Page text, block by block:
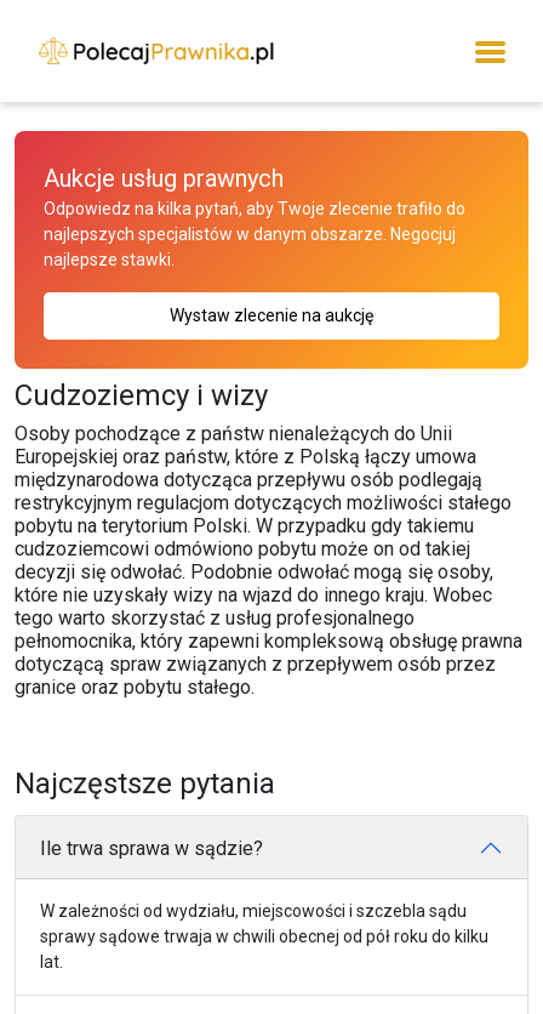
Aukcje usług prawnych
Odpowiedz na kilka pytań, aby Twoje zlecenie trafiło do
najlepszych specjalistów w danym obszarze. Negocjuj
najlepsze stawki.
Wystaw zlecenie na aukcję
Cudzoziemcy i wizy
Osoby pochodzące z państw nienależących do Unii
Europejskiej oraz państw, które z Polską łączy umowa
międzynarodowa dotycząca przepływu osób podlegają
restrykcyjnym regulacjom dotyczących możliwości stałego
pobytu na terytorium Polski. W przypadku gdy takiemu
cudzoziemcowi odmówiono pobytu może on od takiej
decyzji się odwołać. Podobnie odwołać mogą się osoby,
które nie uzyskały wizy na wjazd do innego kraju. Wobec
tego warto skorzystać z usług profesjonalnego
pełnomocnika, który zapewni kompleksową obsługę prawna
dotyczącą spraw związanych z przepływem osób przez
granice oraz pobytu stałego.
Najczęstsze pytania
Ile trwa sprawa w sądzie?
W zależności od wydziału, miejscowości i szczebla sądu
sprawy sądowe trwaja w chwili obecnej od pół roku do kilku
lat.